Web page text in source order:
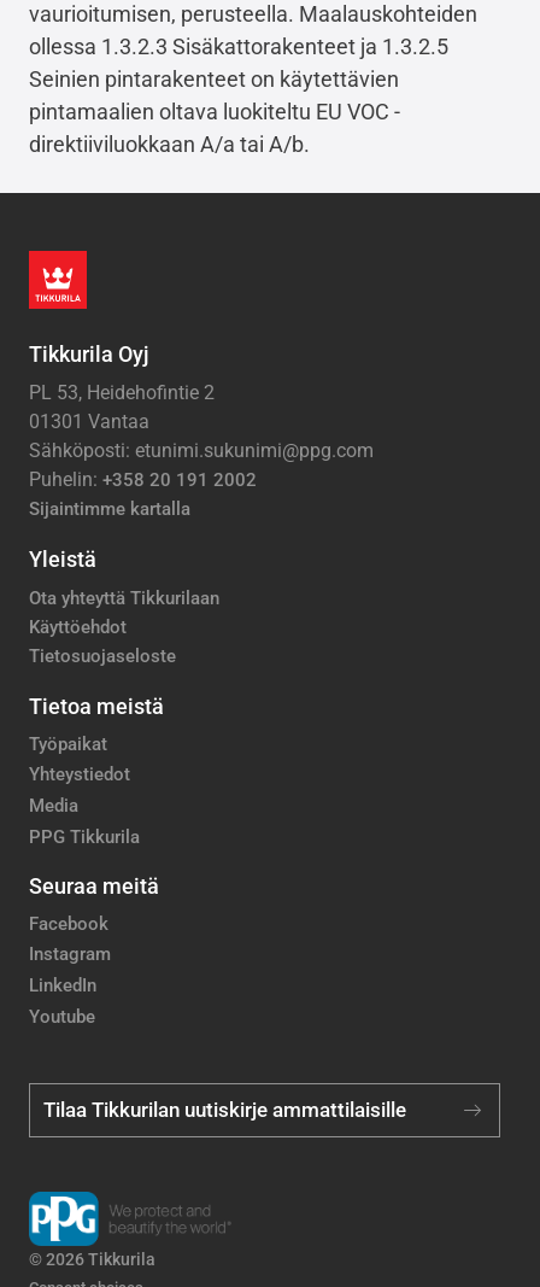
vaurioitumisen, perusteella. Maalauskohteiden
ollessa 1.3.2.3 Sisäkattorakenteet ja 1.3.2.5
Seinien pintarakenteet on käytettävien
pintamaalien oltava luokiteltu EU VOC -
direktiiviluokkaan A/a tai A/b.
Tikkurila Oyj
PL 53, Heidehofintie 2
01301 Vantaa
Sähköposti: etunimi.sukunimi@ppg.com
Puhelin: +358 20 191 2002
Sijaintimme kartalla
Yleistä
Ota yhteyttä Tikkurilaan
Käyttöehdot
Tietosuojaseloste
Tietoa meistä
Työpaikat
Yhteystiedot
Media
PPG Tikkurila
Seuraa meitä
Facebook
Instagram
LinkedIn
Youtube
Tilaa Tikkurilan uutiskirje ammattilaisille
© 2026 Tikkurila